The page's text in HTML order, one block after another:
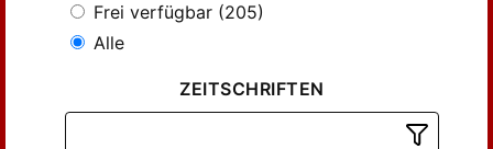
Frei verfügbar (205)
Alle
ZEITSCHRIFTEN